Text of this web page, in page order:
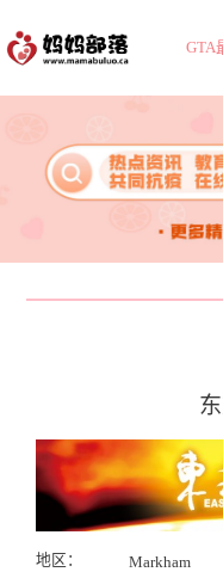
GTA
地区：
Markham